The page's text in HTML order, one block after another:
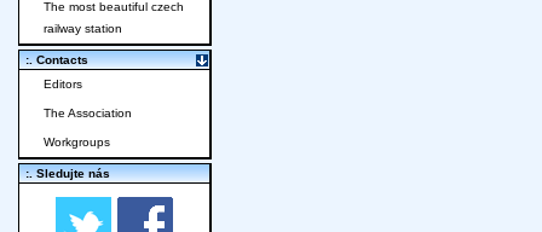
The most beautiful czech
railway station
:. Contacts
Editors
The Association
Workgroups
:. Sledujte nás